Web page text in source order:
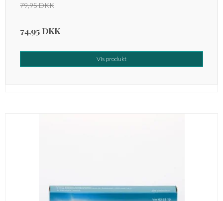
79,95 DKK
74,95 DKK
Vis produkt